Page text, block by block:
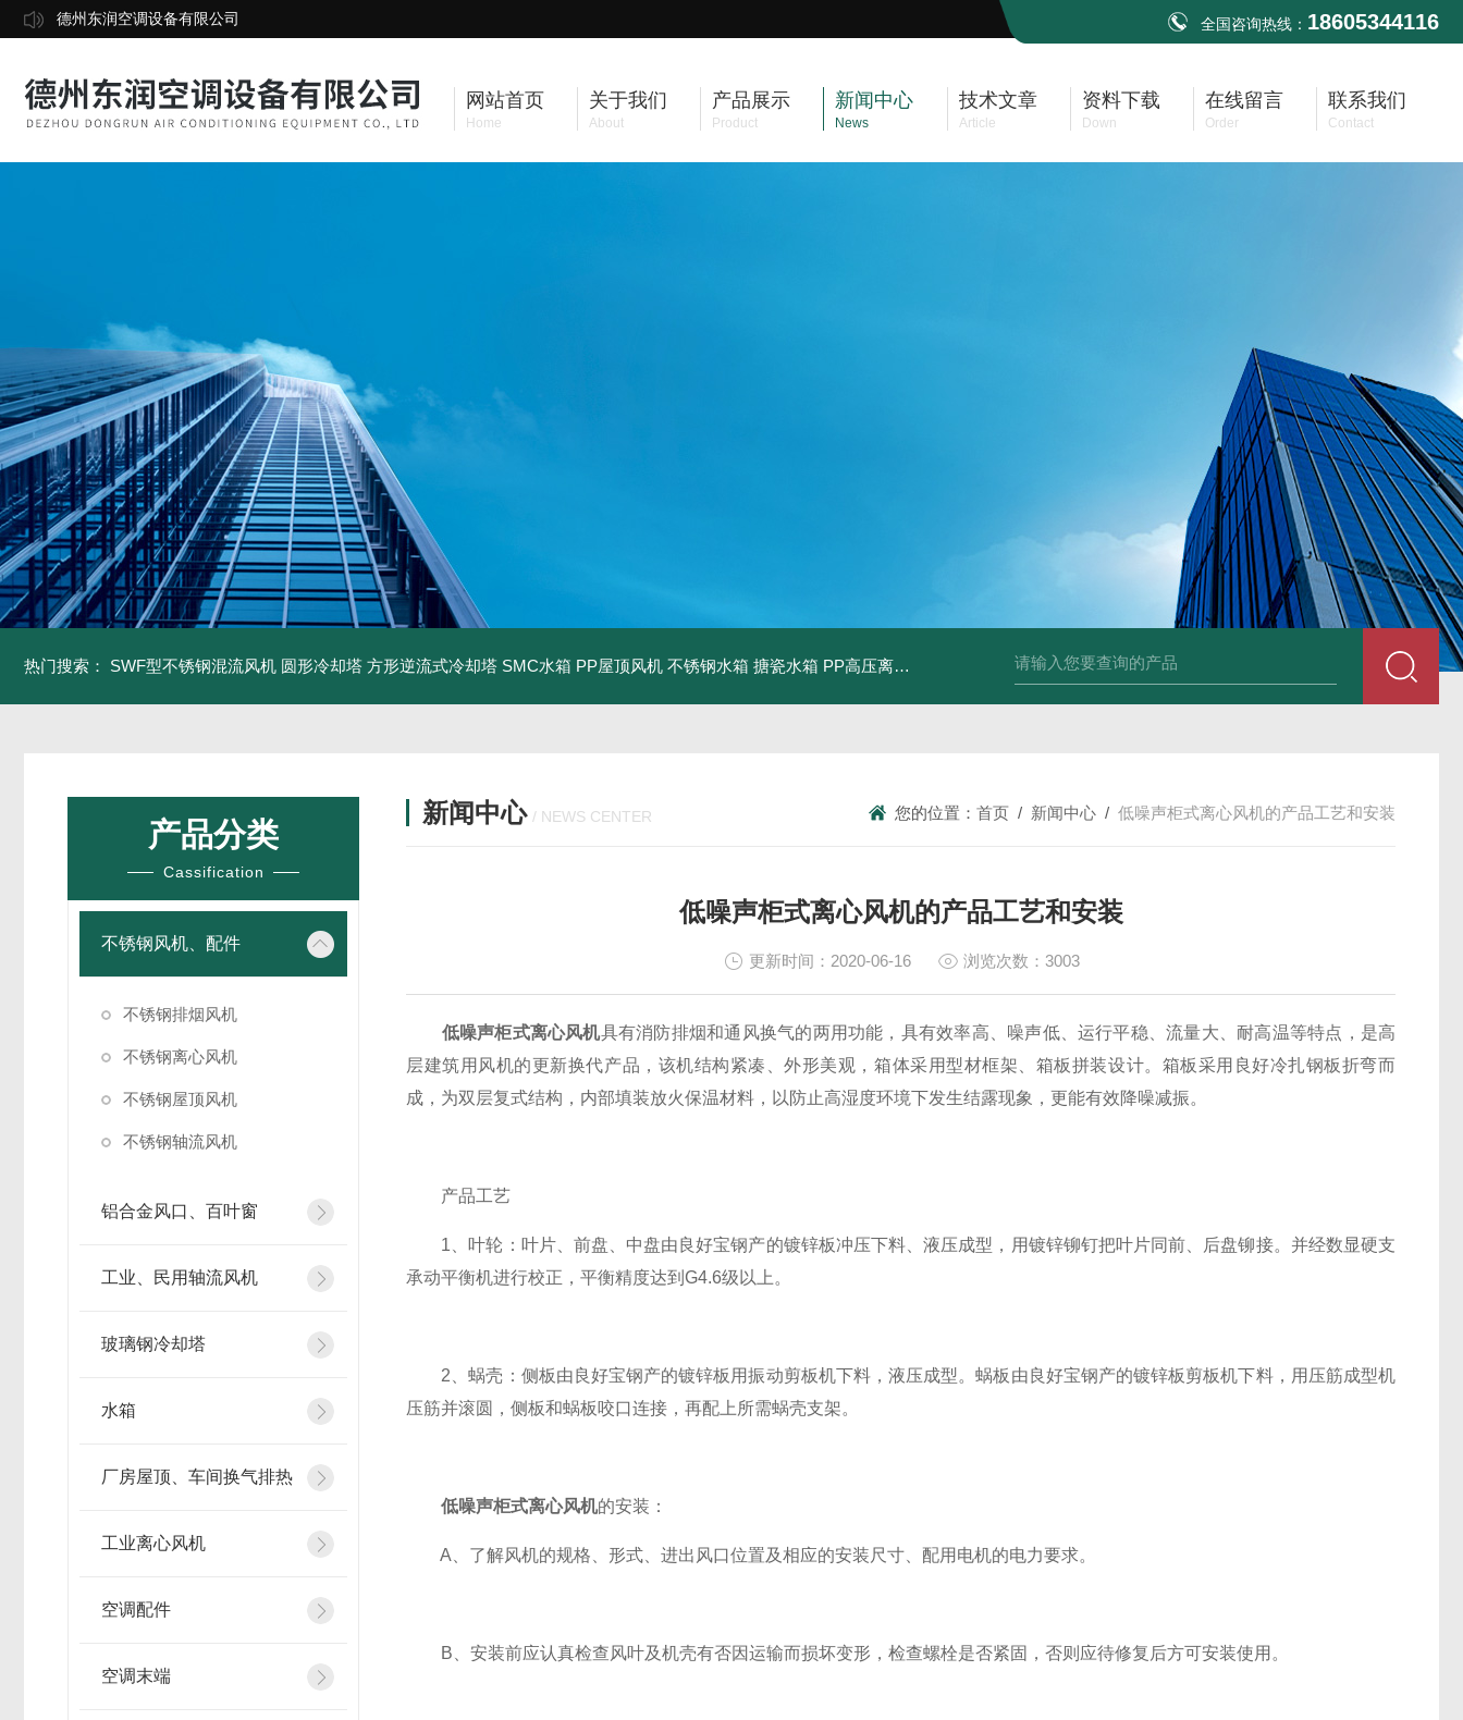
德州东润空调设备有限公司 全国咨询热线： 18605344116
网站首页
Home
关于我们
About
产品展示
Product
新闻中心
News
技术文章
Article
资料下载
Down
在线留言
Order
联系我们
Contact
热门搜索： SWF型不锈钢混流风机 圆形冷却塔 方形逆流式冷却塔 SMC水箱 PP屋顶风机 不锈钢水箱 搪瓷水箱 PP高压离心风机 PP风帽 组合式空调机组 单层百叶
产品分类
Cassification
不锈钢风机、配件
不锈钢排烟风机
不锈钢离心风机
不锈钢屋顶风机
不锈钢轴流风机
铝合金风口、百叶窗
工业、民用轴流风机
玻璃钢冷却塔
水箱
厂房屋顶、车间换气排热
工业离心风机
空调配件
空调末端
新闻中心 / NEWS CENTER 您的位置： 首页 / 新闻中心 / 低噪声柜式离心风机的产品工艺和安装
低噪声柜式离心风机的产品工艺和安装
更新时间：2020-06-16 浏览次数：3003
低噪声柜式离心风机具有消防排烟和通风换气的两用功能，具有效率高、噪声低、运行平稳、流量大、耐高温等特点，是高
层建筑用风机的更新换代产品，该机结构紧凑、外形美观，箱体采用型材框架、箱板拼装设计。箱板采用良好冷扎钢板折弯而
成，为双层复式结构，内部填装放火保温材料，以防止高湿度环境下发生结露现象，更能有效降噪减振。
产品工艺
1、叶轮：叶片、前盘、中盘由良好宝钢产的镀锌板冲压下料、液压成型，用镀锌铆钉把叶片同前、后盘铆接。并经数显硬支
承动平衡机进行校正，平衡精度达到G4.6级以上。
2、蜗壳：侧板由良好宝钢产的镀锌板用振动剪板机下料，液压成型。蜗板由良好宝钢产的镀锌板剪板机下料，用压筋成型机
压筋并滚圆，侧板和蜗板咬口连接，再配上所需蜗壳支架。
低噪声柜式离心风机的安装：
A、了解风机的规格、形式、进出风口位置及相应的安装尺寸、配用电机的电力要求。
B、安装前应认真检查风叶及机壳有否因运输而损坏变形，检查螺栓是否紧固，否则应待修复后方可安装使用。